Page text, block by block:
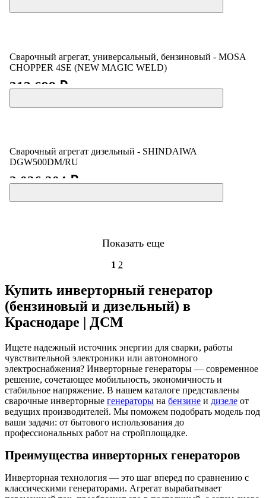
Сварочный агрегат, универсальный, бензиновый - MOSA
CHOPPER 4SE (NEW MAGIC WELD)
313 698 ₽
Сварочный агрегат дизельный - SHINDAIWA
DGW500DM/RU
2 026 204 ₽
Показать еще
1 2
Купить инверторный генератор
(бензиновый и дизельный) в
Краснодаре | ДСМ
Ищете надежный источник энергии для сварки, работы
чувствительной электроники или автономного
электроснабжения? Инверторные генераторы — современное
решение, сочетающее мобильность, экономичность и
стабильное напряжение. В нашем каталоге представлены
сварочные инверторные генераторы на бензине и дизеле от
ведущих производителей. Мы поможем подобрать модель под
ваши задачи: от бытового использования до
профессиональных работ на стройплощадке.
Преимущества инверторных генераторов
Инверторная технология — это шаг вперед по сравнению с
классическими генераторами. Агрегат вырабатывает